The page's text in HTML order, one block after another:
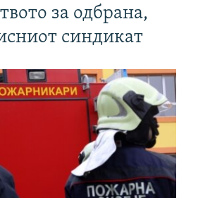
за одбрана,
синдикат